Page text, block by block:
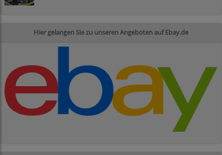
Hier gelangen Sie zu unseren Angeboten auf Ebay.de